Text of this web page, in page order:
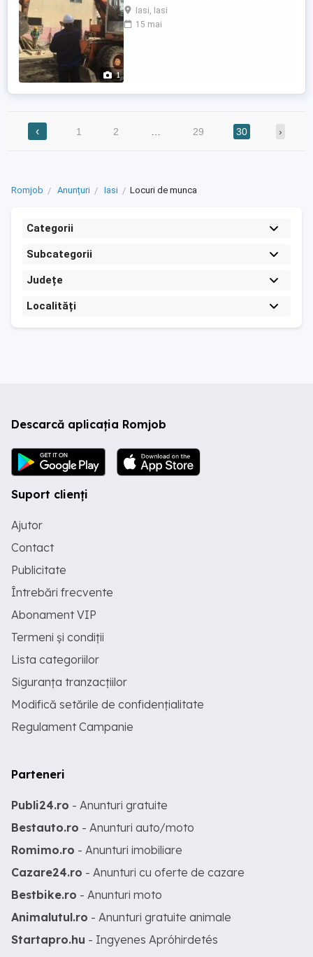
1
chetuiti multi bani si timp pretios la
cursuri? Acum se poate si altfel! Daca
cunoasteti una din cele 30 de meserii din
Iasi, Iasi
15 mai
‹ 1 2 29 30 ›
Romjob Anunțuri Iasi Locuri de munca
Categorii
Subcategorii
Județe
Localități
Descarcă aplicația Romjob
Suport clienți
Ajutor
Contact
Publicitate
Întrebări frecvente
Abonament VIP
Termeni și condiții
Lista categoriilor
Siguranța tranzacțiilor
Modifică setările de confidențialitate
Regulament Campanie
Parteneri
Publi24.ro - Anunturi gratuite
Bestauto.ro - Anunturi auto/moto
Romimo.ro - Anunturi imobiliare
Cazare24.ro - Anunturi cu oferte de cazare
Bestbike.ro - Anunturi moto
Animalutul.ro - Anunturi gratuite animale
Startapro.hu - Ingyenes Apróhirdetés